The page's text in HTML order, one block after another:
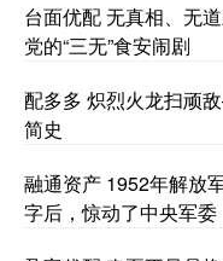
台面优配 无真相、无
党的“三无”食安闹剧
配多多 炽烈火龙扫顽
简史
融通资产 1952年解放
字后，惊动了中央军委